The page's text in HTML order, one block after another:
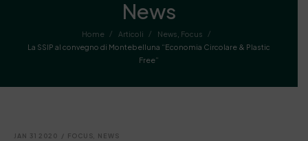
News
Home / Articoli / News Focus
/
La SSIP al convegno di Montebelluna “Economia Circolare & Plastic
Free”
JAN 31 2020 / FOCUS, NEWS